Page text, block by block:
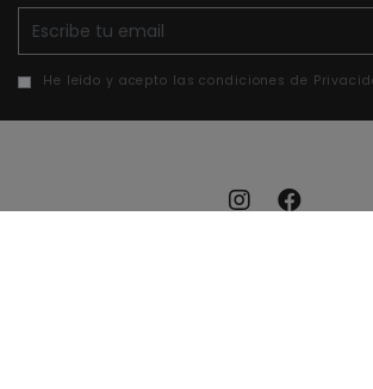
E-mail
He leído y acepto las condiciones de